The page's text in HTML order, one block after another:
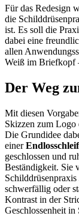
Für das Redesign
die
ist. Es soll die
dabei eine
allen
Weiß im Briefkopf
Der Weg
Mit diesen
Skizzen zum Logo
Die Grundidee
einer
geschlossen und
Beständigkeit. Sie
schwerfällig oder
Kontrast in der
Geschlossenheit